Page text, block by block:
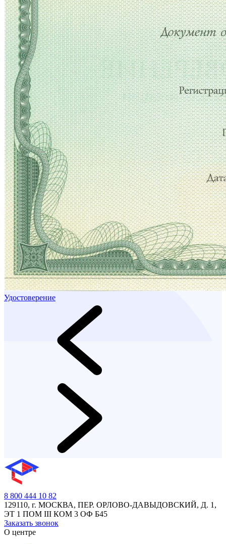
Удостоверение
8 800 444 10 82
129110, г. МОСКВА, ПЕР. ОРЛОВО-ДАВЫДОВСКИЙ, Д. 1,
ЭТ 1 ПОМ III КОМ 3 ОФ Б45
Заказать звонок
О центре